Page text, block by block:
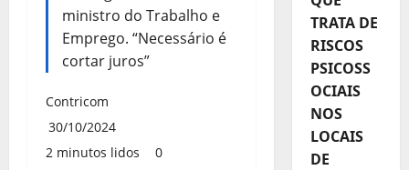
ministro do Trabalho e
Emprego. “Necessário é
cortar juros”
Contricom
30/10/2024
2 minutos lidos
0
TRATA DE
RISCOS
PSICOSS
OCIAIS
NOS
LOCAIS
DE